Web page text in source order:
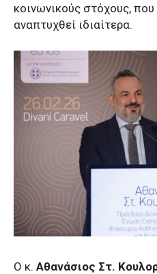
κοινωνικούς στόχους, που
αναπτυχθεί ιδιαίτερα.
Ο κ. Αθανάσιος Στ.